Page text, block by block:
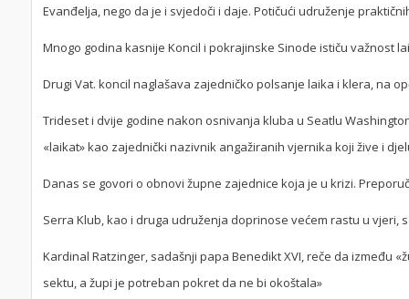
Evanđelja, nego da je i svjedoči i daje. Potičući udruženje
Mnogo godina kasnije Koncil i pokrajinske Sinode ističu važnost
Drugi Vat. koncil naglašava zajedničko polsanje laika i klera, na
Trideset i dvije godine nakon osnivanja kluba u Seatlu
«laikat» kao zajednički nazivnik angažiranih vjernika koji žive i
Danas se govori o obnovi župne zajednice koja je u krizi.
Serra Klub, kao i druga udruženja doprinose većem rastu u
Kardinal Ratzinger, sadašnji papa Benedikt XVI, reče da između
sektu, a župi je potreban pokret da ne bi okoštala»